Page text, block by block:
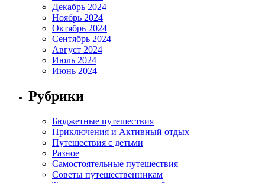
Декабрь 2024
Ноябрь 2024
Октябрь 2024
Сентябрь 2024
Август 2024
Июль 2024
Июнь 2024
Рубрики
Бюджетные путешествия
Приключения и Активный отдых
Путешествия с детьми
Разное
Самостоятельные путешествия
Советы путешественникам